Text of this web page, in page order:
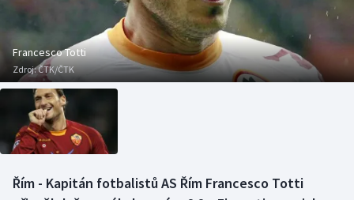
Baseball a softbal
Basketbal
Biatlon
Boby a skeleton
Soutěže
Historické návraty
Aplikace ČT sport
AZ kvíz
Francesco Totti
Zdroj:ČTK/ČTK
Řím - Kapitán fotbalistů AS Řím Francesco Totti